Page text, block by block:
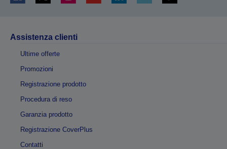
Assistenza clienti
Ultime offerte
Promozioni
Registrazione prodotto
Procedura di reso
Garanzia prodotto
Registrazione CoverPlus
Contatti